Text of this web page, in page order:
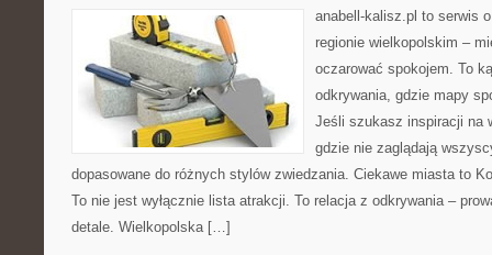
anabell-kalisz.pl to serwis
regionie wielkopolskim –
oczarować spokojem. To
odkrywania, gdzie mapy
Jeśli szukasz inspiracji na
gdzie nie zaglądają
dopasowane do różnych stylów zwiedzania. Ciekawe miasta to
To nie jest wyłącznie lista atrakcji. To relacja z odkrywania –
detale. Wielkopolska […]